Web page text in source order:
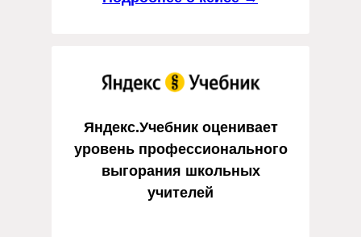
Яндекс.Учебник оценивает
уровень профессионального
выгорания школьных
учителей